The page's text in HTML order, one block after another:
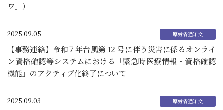
ワ」）
2025.09.05
【事務連絡】令和７年台風第 12 号に伴う災害に係るオンライ
ン資格確認等システムにおける「緊急時医療情報・資格確認
機能」のアクティブ化終了について
2025.09.03